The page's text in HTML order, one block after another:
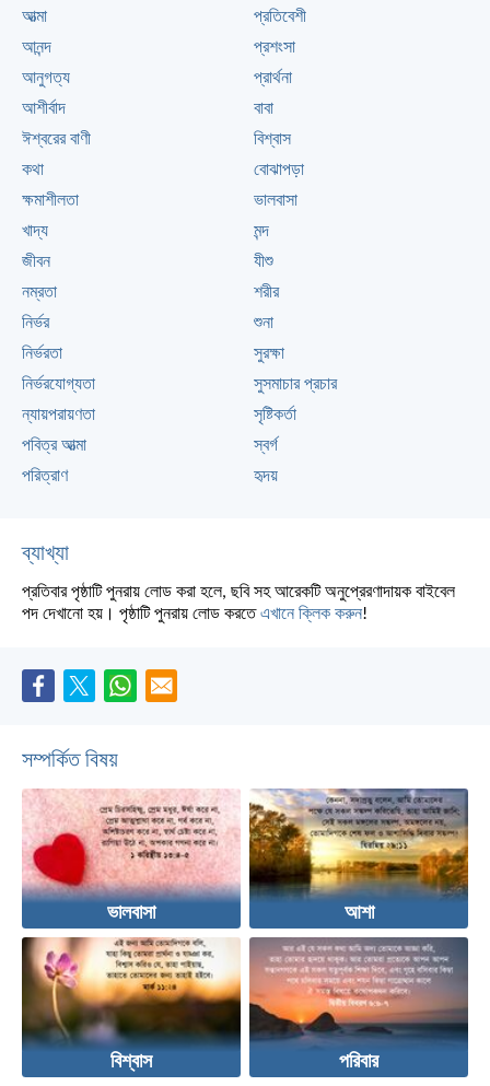
আত্মা
আনন্দ
আনুগত্য
আশীর্বাদ
ঈশ্বরের বাণী
কথা
ক্ষমাশীলতা
খাদ্য
জীবন
নম্রতা
নির্ভর
নির্ভরতা
নির্ভরযোগ্যতা
ন্যায়পরায়ণতা
পবিত্র আত্মা
পরিত্রাণ
প্রতিবেশী
প্রশংসা
প্রার্থনা
বাবা
বিশ্বাস
বোঝাপড়া
ভালবাসা
মন্দ
যীশু
শরীর
শুনা
সুরক্ষা
সুসমাচার প্রচার
সৃষ্টিকর্তা
স্বর্গ
হৃদয়
ব্যাখ্যা
প্রতিবার পৃষ্ঠাটি পুনরায় লোড করা হলে, ছবি সহ আরেকটি অনুপ্রেরণাদায়ক বাইবেল
পদ দেখানো হয়। পৃষ্ঠাটি পুনরায় লোড করতেএখানে ক্লিক করুন!
সম্পর্কিত বিষয়
ভালবাসা আশা
বিশ্বাস পরিবার